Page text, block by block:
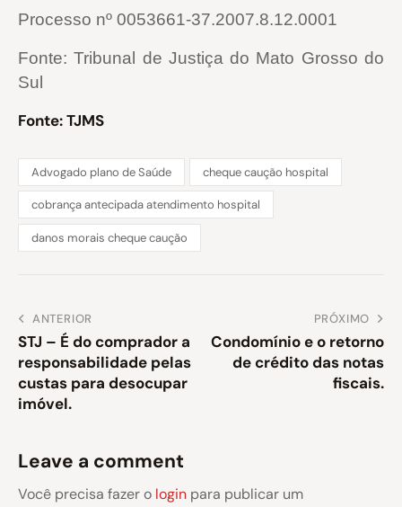
Processo nº 0053661-37.2007.8.12.0001
Fonte: Tribunal de Justiça do Mato Grosso do
Sul
Fonte: TJMS
Advogado plano de Saúde cheque caução hospital
cobrança antecipada atendimento hospital
danos morais cheque caução
ANTERIOR
STJ – É do comprador a
responsabilidade pelas
custas para desocupar
imóvel.
PRÓXIMO
Condomínio e o retorno
de crédito das notas
fiscais.
Leave a comment
Você precisa fazer o login para publicar um